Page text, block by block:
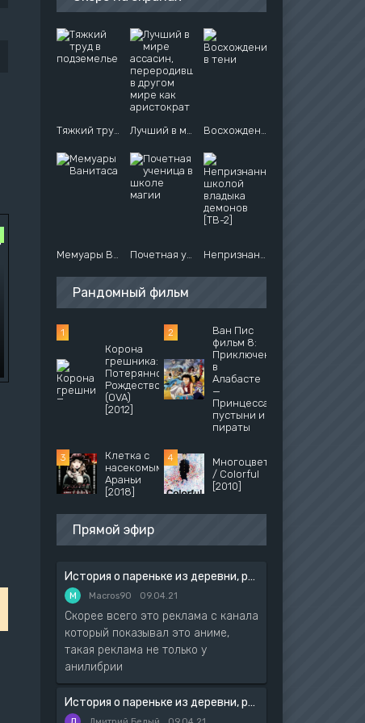
Тяжкий труд в подземелье Лучший в мире ассасин, переродившийся в другом мире как аристократ Восхождение в тени
Мемуары Ванитаса Почетная ученица в школе магии Непризнанный школой владыка демонов [ТВ-2]
Рандомный фильм
Корона
грешника:
Потерянное
Рождество
(OVA)
[2012]
Ван Пис
фильм 8:
Приключение
в
Алабасте
—
Принцесса
пустыни и
пираты
Клетка с
насекомыми
Араньи
[2018]
Многоцветье
/ Colorful
[2010]
Прямой эфир
История о пареньке из деревни, расположенной перед сложнейшим подземельем
M Macros90 09.04.21
Скорее всего это реклама с канала
который показывал это аниме,
такая реклама не только у
анилибрии
История о пареньке из деревни, расположенной перед сложнейшим подземельем